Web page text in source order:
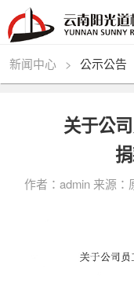
新闻中心 > 公示公告
关于公
作者：admin 来源：